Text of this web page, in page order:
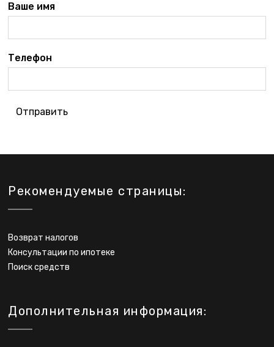
Ваше имя
Телефон
Отправить
Рекомендуемые страницы:
Возврат налогов
Консультации по ипотеке
Поиск средств
Дополнительная информация: